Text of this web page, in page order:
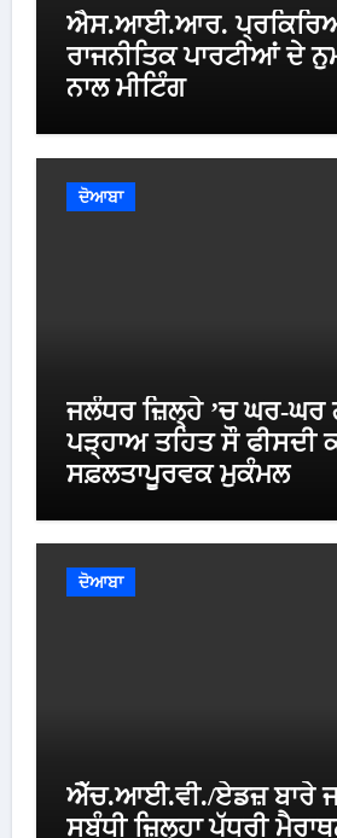
ਐਸ.ਆਈ.ਆਰ.
ਰਾਜਨੀਤਿਕ ਪਾਰਟੀਆਂ ਦੇ
ਨਾਲ ਮੀਟਿੰਗ
ਦੋਆਬਾ
ਜਲੰਧਰ ਜ਼ਿਲ੍ਹੇ ’ਚ ਘਰ-ਘਰ
ਪੜ੍ਹਾਅ ਤਹਿਤ ਸੌ ਫੀਸਦੀ
ਸਫ਼ਲਤਾਪੂਰਵਕ ਮੁਕੰਮਲ
ਦੋਆਬਾ
ਐੱਚ.ਆਈ.ਵੀ./ਏਡਜ਼ ਬਾਰੇ
ਸਬੰਧੀ ਜ਼ਿਲ੍ਹਾ ਪੱਧਰੀ